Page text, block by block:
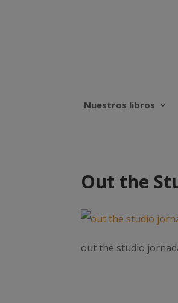
Nuestros libros
Out the
out the studio